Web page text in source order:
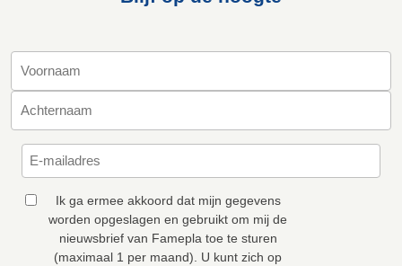
Ik ga ermee akkoord dat mijn gegevens
worden opgeslagen en gebruikt om mij de
nieuwsbrief van Famepla toe te sturen
(maximaal 1 per maand). U kunt zich op